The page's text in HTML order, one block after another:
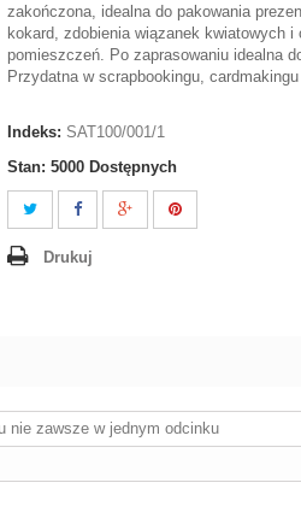
zakończona, idealna do pakowania
kokard, zdobienia wiązanek kwiatowych i
pomieszczeń. Po zaprasowaniu idealna
Przydatna w scrapbookingu,
Indeks: SAT100/001/1
Stan: 5000 Dostępnych
Drukuj
nie zawsze w jednym odcinku